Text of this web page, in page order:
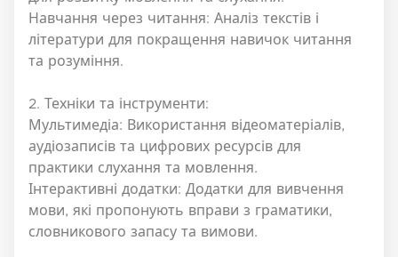
Навчання через читання: Аналіз текстів і
літератури для покращення навичок читання
та розуміння.
2. Техніки та інструменти:
Мультимедіа: Використання відеоматеріалів,
аудіозаписів та цифрових ресурсів для
практики слухання та мовлення.
Інтерактивні додатки: Додатки для вивчення
мови, які пропонують вправи з граматики,
словникового запасу та вимови.